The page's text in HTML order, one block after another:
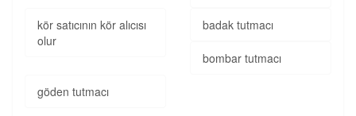
kör satıcının kör alıcısı
olur
badak tutmacı
bombar tutmacı
göden tutmacı